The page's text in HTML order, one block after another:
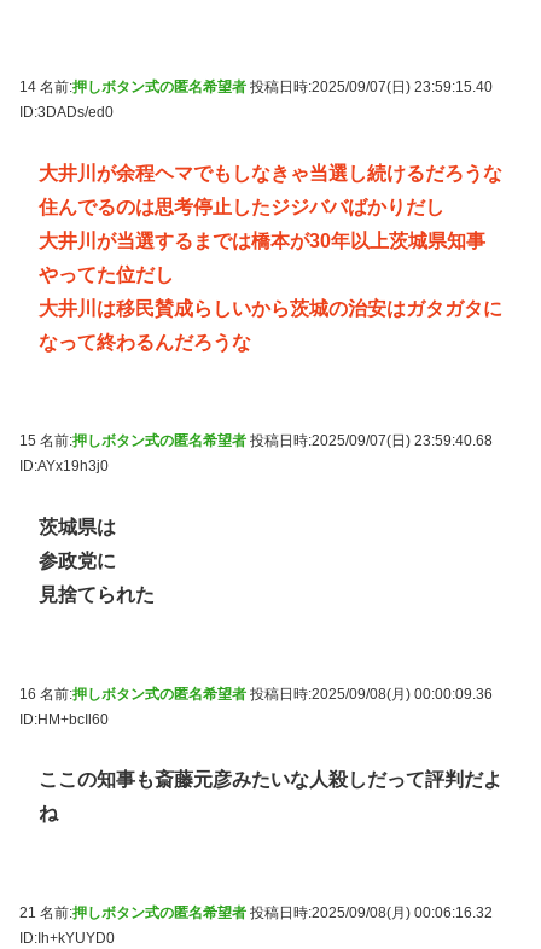
14 名前:押しボタン式の匿名希望者 投稿日時:2025/09/07(日) 23:59:15.40
ID:3DADs/ed0
大井川が余程ヘマでもしなきゃ当選し続けるだろうな
住んでるのは思考停止したジジババばかりだし
大井川が当選するまでは橋本が30年以上茨城県知事
やってた位だし
大井川は移民賛成らしいから茨城の治安はガタガタに
なって終わるんだろうな
15 名前:押しボタン式の匿名希望者 投稿日時:2025/09/07(日) 23:59:40.68
ID:AYx19h3j0
茨城県は
参政党に
見捨てられた
16 名前:押しボタン式の匿名希望者 投稿日時:2025/09/08(月) 00:00:09.36
ID:HM+bcIl60
ここの知事も斎藤元彦みたいな人殺しだって評判だよ
ね
21 名前:押しボタン式の匿名希望者 投稿日時:2025/09/08(月) 00:06:16.32
ID:Ih+kYUYD0